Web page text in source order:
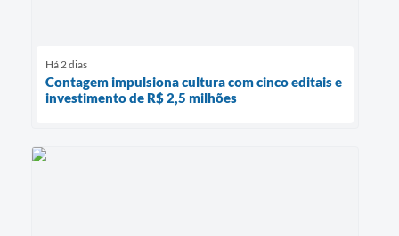
Há 2 dias
Contagem impulsiona cultura com cinco editais e
investimento de R$ 2,5 milhões